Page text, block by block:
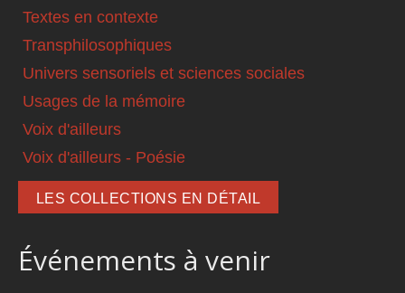
Textes en contexte
Transphilosophiques
Univers sensoriels et sciences sociales
Usages de la mémoire
Voix d'ailleurs
Voix d'ailleurs - Poésie
LES COLLECTIONS EN DÉTAIL
Événements à venir